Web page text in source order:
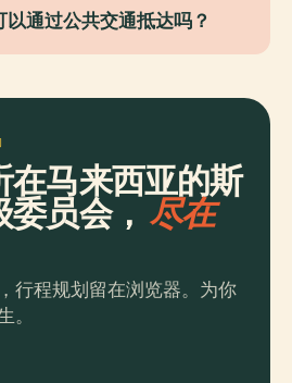
通过公共交通抵达吗？
在马来西亚的斯
委员会，尽在
行程规划留在浏览器。为你
。